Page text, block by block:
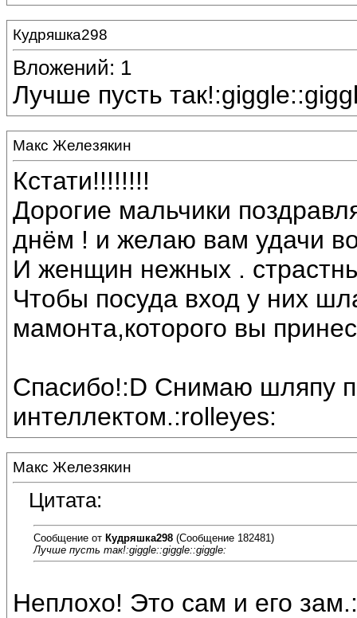
Кудряшка298
Вложений: 1
Лучше пусть
Макс Железякин
Кстати!!!!!!!!
Дорогие мальчики
днём ! и желаю вам удачи
И женщин нежных .
Чтобы посуда вход у них
мамонта,которого вы
Спасибо!:D Снимаю шляпу
интеллектом.:rolleyes:
Макс Железякин
Цитата:
Сообщение от Кудряшка298 (Сообщение 182481)
Лучше пусть так!:giggle::giggle::giggle:
Неплохо! Это сам и его